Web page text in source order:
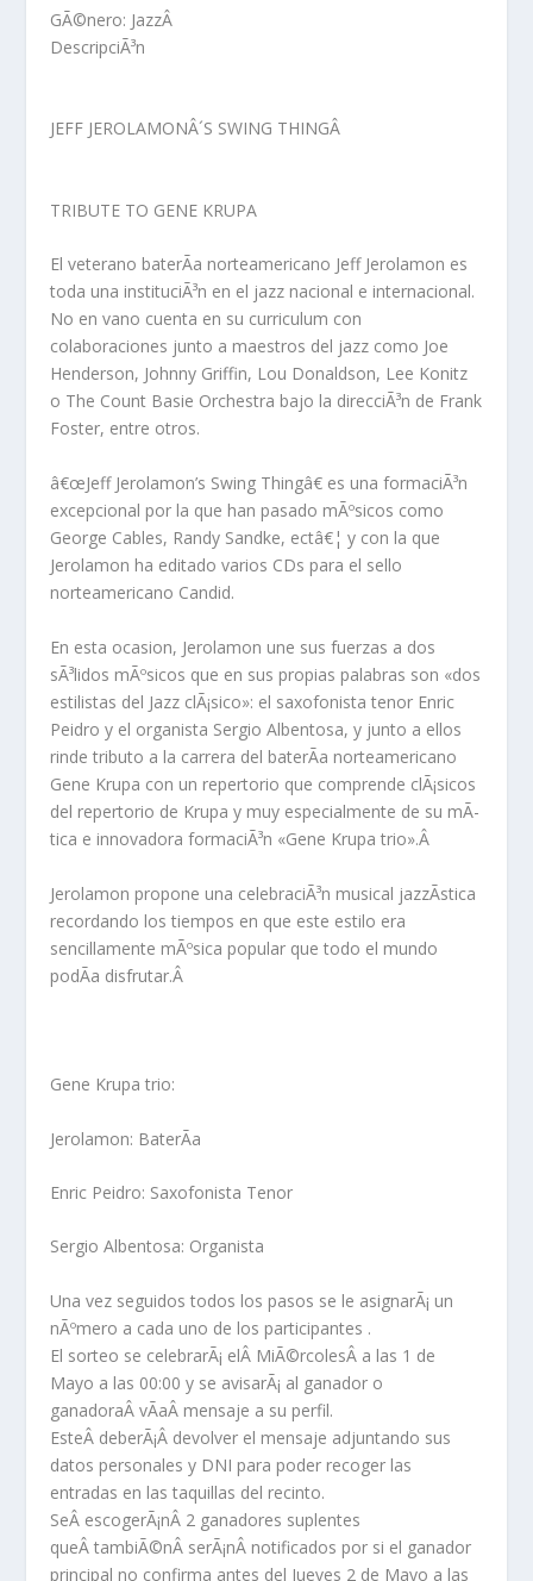
GÃ©nero: JazzÂ
DescripciÃ³n
JEFF JEROLAMONÂ´S SWING THINGÂ
TRIBUTE TO GENE KRUPA
El veterano baterÃ­a norteamericano Jeff Jerolamon es
toda una instituciÃ³n en el jazz nacional e internacional.
No en vano cuenta en su curriculum con
colaboraciones junto a maestros del jazz como Joe
Henderson, Johnny Griffin, Lou Donaldson, Lee Konitz
o The Count Basie Orchestra bajo la direcciÃ³n de Frank
Foster, entre otros.
â€œJeff Jerolamon’s Swing Thingâ€ es una formaciÃ³n
excepcional por la que han pasado mÃºsicos como
George Cables, Randy Sandke, ectâ€¦ y con la que
Jerolamon ha editado varios CDs para el sello
norteamericano Candid.
En esta ocasion, Jerolamon une sus fuerzas a dos
sÃ³lidos mÃºsicos que en sus propias palabras son «dos
estilistas del Jazz clÃ¡sico»: el saxofonista tenor Enric
Peidro y el organista Sergio Albentosa, y junto a ellos
rinde tributo a la carrera del baterÃ­a norteamericano
Gene Krupa con un repertorio que comprende clÃ¡sicos
del repertorio de Krupa y muy especialmente de su mÃ­
tica e innovadora formaciÃ³n «Gene Krupa trio».Â
Jerolamon propone una celebraciÃ³n musical jazzÃ­stica
recordando los tiempos en que este estilo era
sencillamente mÃºsica popular que todo el mundo
podÃ­a disfrutar.Â
Gene Krupa trio:
Jerolamon: BaterÃ­a
Enric Peidro: Saxofonista Tenor
Sergio Albentosa: Organista
Una vez seguidos todos los pasos se le asignarÃ¡ un
nÃºmero a cada uno de los participantes .
El sorteo se celebrarÃ¡ elÂ MiÃ©rcolesÂ a las 1 de
Mayo a las 00:00 y se avisarÃ¡ al ganador o
ganadoraÂ vÃ­aÂ mensaje a su perfil.
EsteÂ deberÃ¡Â devolver el mensaje adjuntando sus
datos personales y DNI para poder recoger las
entradas en las taquillas del recinto.
SeÂ escogerÃ¡nÂ 2 ganadores suplentes
queÂ tambiÃ©nÂ serÃ¡nÂ notificados por si el ganador
principal no confirma antes del Jueves 2 de Mayo a las